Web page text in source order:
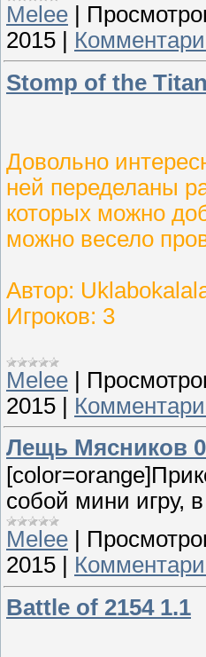
Melee
2015
Stomp of the
Довольно
ней переделаны
которых можно
можно весело
Автор:
Игроков: 3
Melee |
2015 |
Лещь Мясников
собой мини игру,
Melee
2015
Battle of 2154 1.1